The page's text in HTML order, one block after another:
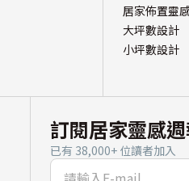
居家佈置靈
大坪數設計
小坪數設計
訂閱居家靈感
已有 38,000+ 位讀者加入